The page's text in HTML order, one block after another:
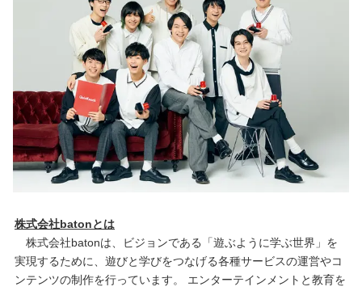
株式会社batonとは
株式会社batonは、ビジョンである「遊ぶように学ぶ世界」を
実現するために、遊びと学びをつなげる各種サービスの運営やコ
ンテンツの制作を行っています。 エンターテインメントと教育を